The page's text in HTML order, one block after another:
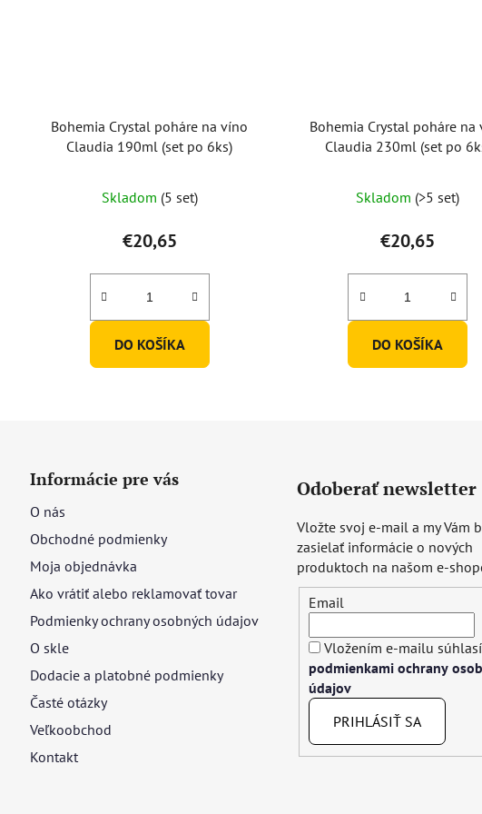
Bohemia Crystal poháre na víno
Claudia 190ml (set po 6ks)
Skladom (5 set)
€20,65
DO KOŠÍKA
Bohemia Crystal poháre na
Claudia 230ml (set po
hodnotenie
produktu
je
5,0
z
hviezdičiek.
Skladom (>5 set)
€20,65
DO KOŠÍKA
Informácie pre vás
O nás
Obchodné podmienky
Moja objednávka
Ako vrátiť alebo reklamovať tovar
Podmienky ochrany osobných údajov
O skle
Dodacie a platobné podmienky
Časté otázky
Veľkoobchod
Kontakt
Odoberať newsletter
Vložte svoj e-mail a my Vám
zasielať informácie o nových
produktoch na našom e-
Email
Vložením e-mailu
podmienkami ochrany
údajov
PRIHLÁSIŤ SA